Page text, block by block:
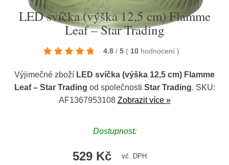
LED svíčka (výška 12,5 cm) Flamme
Leaf – Star Trading
4.8 / 5 ( 10 hodnocení )
Výjimečné zboží LED svíčka (výška 12,5 cm) Flamme
Leaf – Star Trading od společnosti Star Trading. SKU:
AF1367953108 Zobrazit více »
Dostupnost:
529 Kč vč. DPH